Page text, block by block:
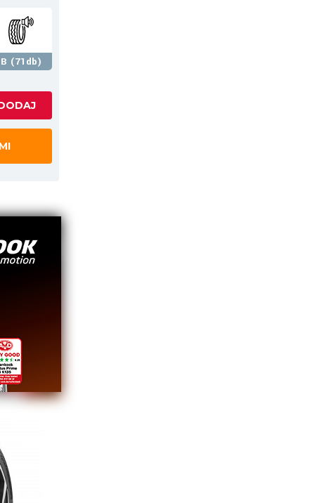
B (71db)